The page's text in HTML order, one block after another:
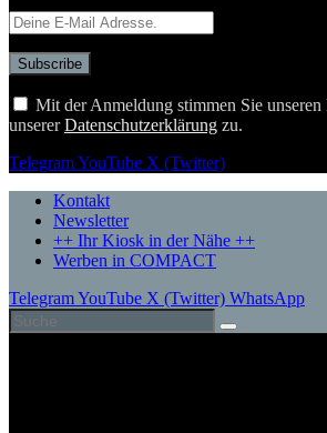
Mit der Anmeldung stimmen Sie
unsererDatenschutzerklärung zu.
TelegramYouTube X (Twitter)
Kontakt
Newsletter
++ Ihr Kiosk in der Nähe ++
Werben in COMPACT
TelegramYouTube X (Twitter) WhatsApp